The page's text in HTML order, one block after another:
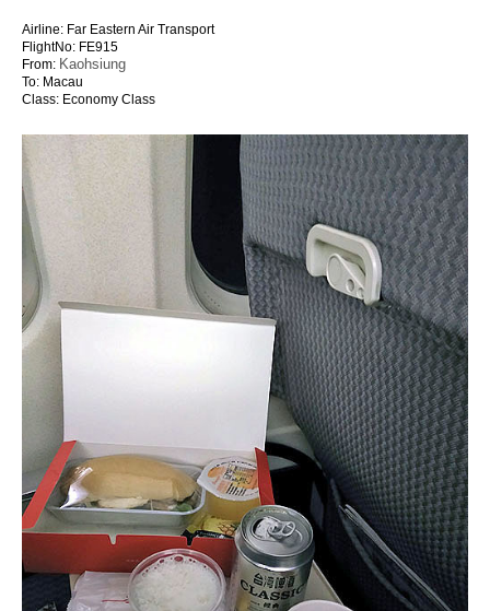
Airline: Far Eastern Air Transport
FlightNo: FE915
From: Kaohsiung
To: Macau
Class: Economy Class